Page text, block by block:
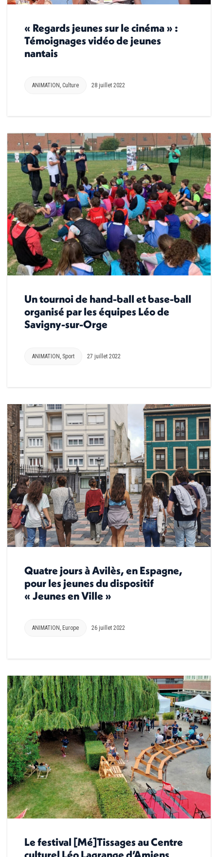
« Regards jeunes sur le cinéma » :
Témoignages vidéo de jeunes
nantais
ANIMATION Culture 28 juillet 2022
Un tournoi de hand-ball et base-ball
organisé par les équipes Léo de
Savigny-sur-Orge
ANIMATION , Sport 27 juillet 2022
Quatre jours à Avilès, en Espagne,
pour les jeunes du dispositif
« Jeunes en Ville »
ANIMATION , Europe 26 juillet 2022
Le festival [Mé]Tissages au Centre